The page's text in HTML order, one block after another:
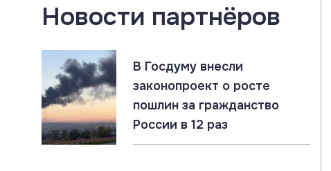
Херсонская область: главное за 7 августа
07.08.2026 #Дроны #ПВО #Россия
Ночной щит: ПВО России уничтожила 605
Новости партнёров
В Госдуму внесли
законопроект о росте
пошлин за гражданство
России в 12 раз